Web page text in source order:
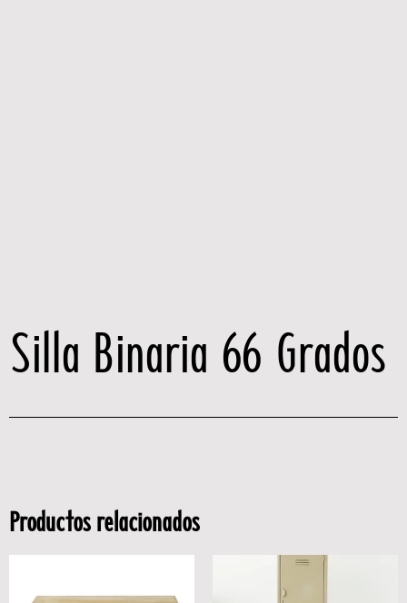
Silla Binaria 66 Grados
Productos relacionados